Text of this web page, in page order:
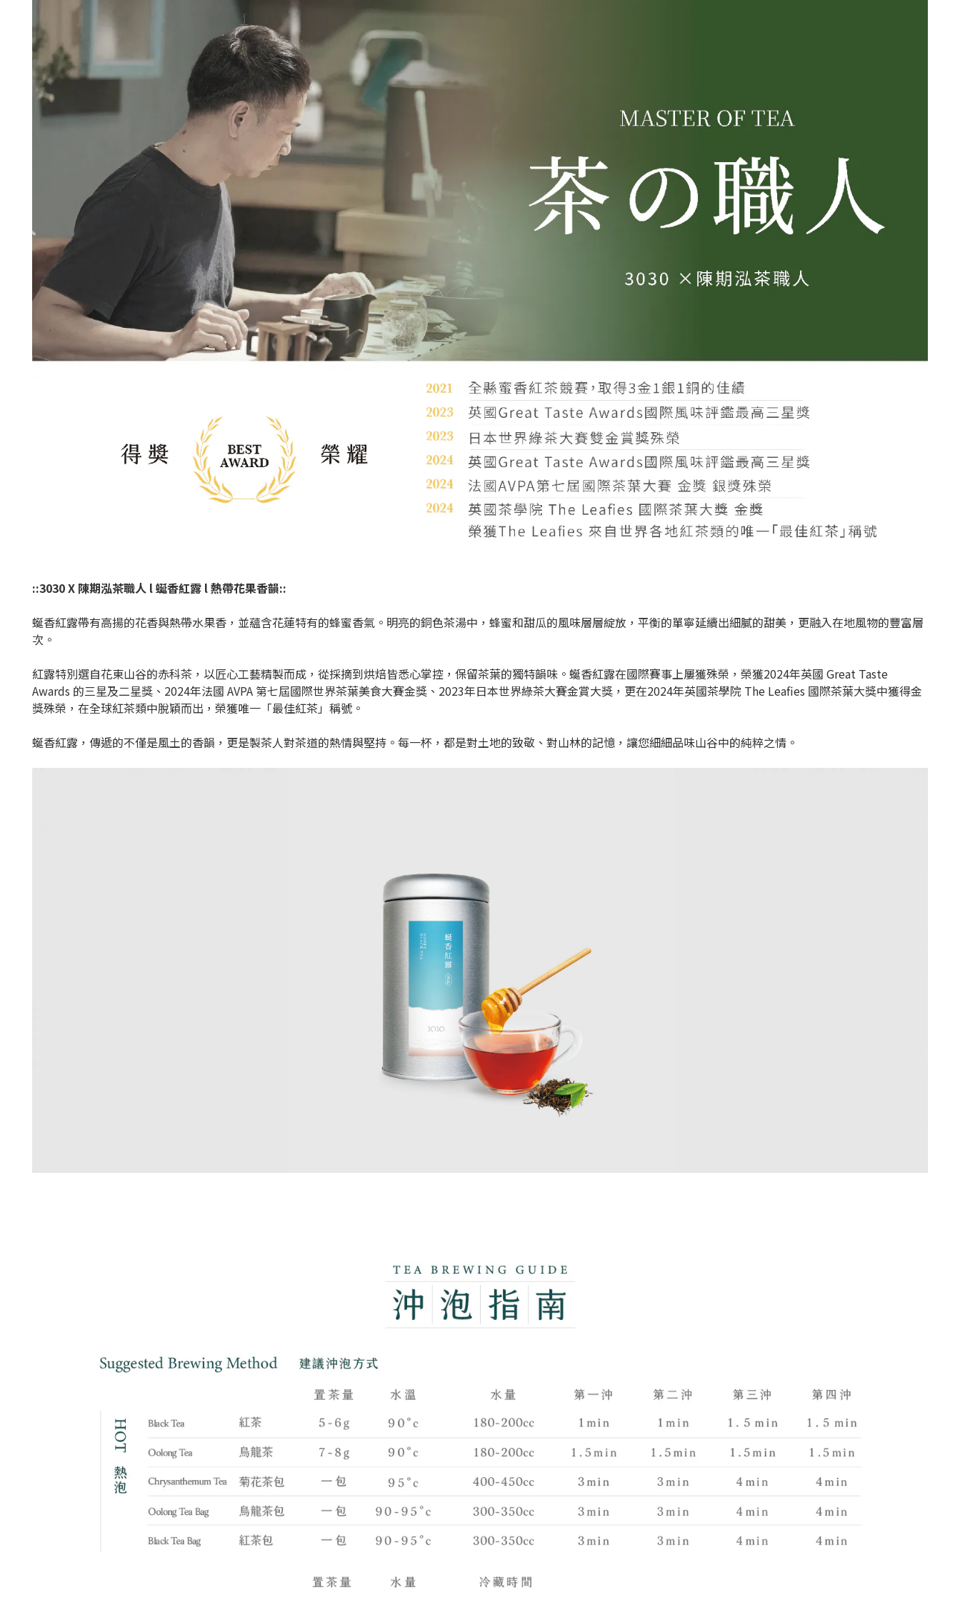
::3030 X 陳期泓茶職人 l 蜒香紅露 l 熱帶花果香韻::
蜒香紅露帶有高揚的花香與熱帶水果香，並蘊含花蓮特有的蜂蜜香氣。明亮的銅色茶湯中，蜂蜜和甜瓜的風味層層綻放，平衡的單寧延續出細膩的甜美，更融入在地風物的豐富層
次。
紅露特別選自花東山谷的赤科茶，以匠心工藝精製而成，從採摘到烘焙皆悉心掌控，保留茶葉的獨特韻味。蜒香紅露在國際賽事上屢獲殊榮，榮獲2024年英國 Great Taste
Awards 的三星及二星獎、2024年法國 AVPA 第七屆國際世界茶葉美食大賽金獎、2023年日本世界綠茶大賽金賞大獎，更在2024年英國茶學院 The Leafies 國際茶葉大獎中獲得金
獎殊榮，在全球紅茶類中脫穎而出，榮獲唯一「最佳紅茶」稱號。
蜒香紅露，傳遞的不僅是風土的香韻，更是製茶人對茶道的熱情與堅持。每一杯，都是對土地的致敬、對山林的記憶，讓您細細品味山谷中的純粹之情。